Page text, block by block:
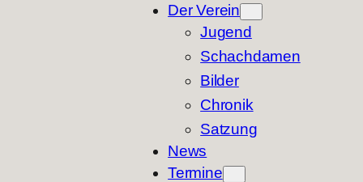
Der Verein
Jugend
Schachdamen
Bilder
Chronik
Satzung
News
Termine